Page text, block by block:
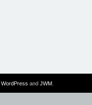
WordPress and JWM